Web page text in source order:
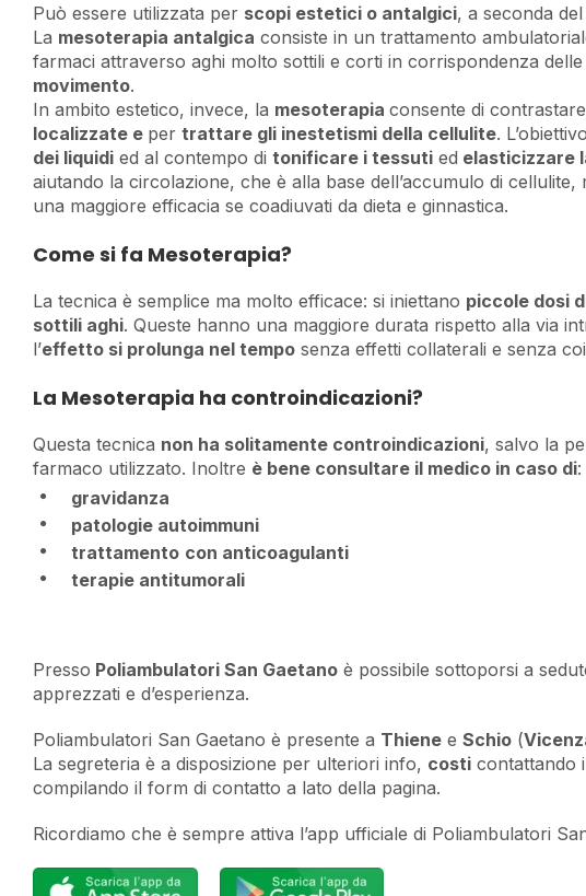
Può essere utilizzata per scopi estetici o antalgici, a seconda
La mesoterapia antalgica consiste in un trattamento
farmaci attraverso aghi molto sottili e corti in corrispondenza delle
movimento.
In ambito estetico, invece, la mesoterapia consente di
localizzate e per trattare gli inestetismi della cellulite.
dei liquidi ed al contempo di tonificare i tessuti ed elasticizzare
aiutando la circolazione, che è alla base dell’accumulo di
una maggiore efficacia se coadiuvati da dieta e ginnastica.
Come si fa Mesoterapia?
La tecnica è semplice ma molto efficace: si iniettano piccole dosi
sottili aghi. Queste hanno una maggiore durata rispetto alla via
l’effetto si prolunga nel tempo senza effetti collaterali e senza
La Mesoterapia ha controindicazioni?
Questa tecnica non ha solitamente controindicazioni, salvo la
farmaco utilizzato. Inoltre è bene consultare il medico in caso di:
gravidanza
patologie autoimmuni
trattamento con anticoagulanti
terapie antitumorali
Presso Poliambulatori San Gaetano è possibile sottoporsi a
apprezzati e d’esperienza.
Poliambulatori San Gaetano è presente a Thiene e Schio (
La segreteria è a disposizione per ulteriori info, costi contattando
compilando il form di contatto a lato della pagina.
Ricordiamo che è sempre attiva l’app ufficiale di Poliambulatori